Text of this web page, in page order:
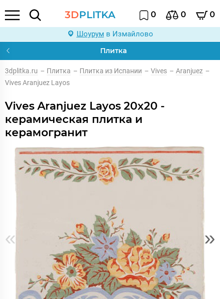
3DPLITKA 0 0 0
Шоурум в Измайлово
Плитка
3dplitka.ru – Плитка – Плитка из Испании – Vives – Aranjuez –
Vives Aranjuez Layos
Vives Aranjuez Layos 20x20 -
керамическая плитка и
керамогранит
« »